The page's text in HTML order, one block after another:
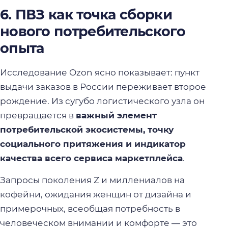
6. ПВЗ как точка сборки
нового потребительского
опыта
Исследование Ozon ясно показывает: пункт
выдачи заказов в России переживает второе
рождение. Из сугубо логистического узла он
превращается в важный элемент
потребительской экосистемы, точку
социального притяжения и индикатор
качества всего сервиса маркетплейса.
Запросы поколения Z и миллениалов на
кофейни, ожидания женщин от дизайна и
примерочных, всеобщая потребность в
человеческом внимании и комфорте — это